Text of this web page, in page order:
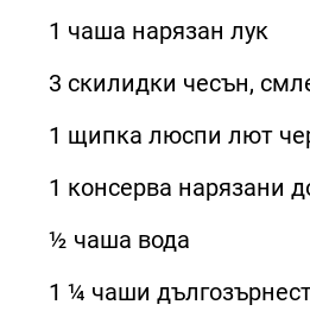
1 чаша нарязан лук
3 скилидки чесън,
1 щипка люспи лют
1 консерва нарязани
½ чаша вода
1 ¼ чаши